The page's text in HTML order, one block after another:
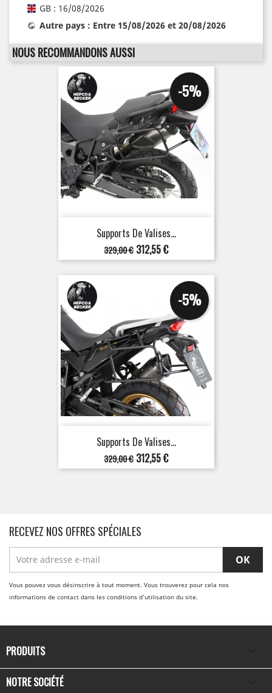
GB : 16/08/2026
Autre pays : Entre 15/08/2026 et 20/08/2026
NOUS RECOMMANDONS AUSSI
Supports De Valises...
Prix
de
base
329,00 €
-5%
Prix
312,55 €
Supports De Valises...
Prix
de
329,00 €
-5%
Prix
312,55 €
RECEVEZ NOS OFFRES SPÉCIALES
Vous pouvez vous désinscrire à tout moment. Vous trouverez pour cela nos
informations de contact dans les conditions d'utilisation du site.
PRODUITS
NOTRE SOCIÉTÉ